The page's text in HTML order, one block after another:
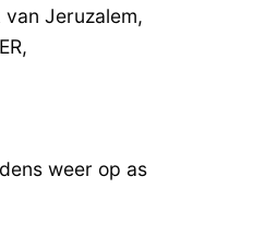
Jeruzalem,
weer op as